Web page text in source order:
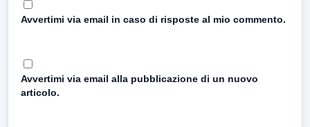
Avvertimi via email in caso di risposte al mio commento.
Avvertimi via email alla pubblicazione di un nuovo
articolo.